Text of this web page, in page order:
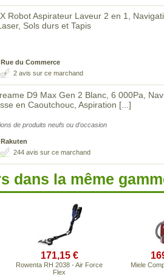
Robot Aspirateur Laveur 2 en 1,
Sols durs et Tapis
Rue du Commerce
2 avis sur ce marchand
D9 Max Gen 2 Blanc, 6 000Pa,
en Caoutchouc, Aspiration [...]
de produits neufs ou d'occasion
Rakuten
244 avis sur ce marchand
dans la même
171,15 €
Rowenta RH 2038 - Air Force
Flex
Miele